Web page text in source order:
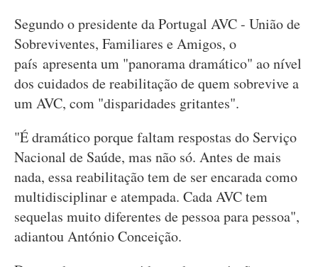
Segundo o presidente da Portugal AVC - União de
Sobreviventes, Familiares e Amigos, o
país apresenta um "panorama dramático" ao nível
dos cuidados de reabilitação de quem sobrevive a
um AVC, com "disparidades gritantes".
"É dramático porque faltam respostas do Serviço
Nacional de Saúde, mas não só. Antes de mais
nada, essa reabilitação tem de ser encarada como
multidisciplinar e atempada. Cada AVC tem
sequelas muito diferentes de pessoa para pessoa",
adiantou António Conceição.